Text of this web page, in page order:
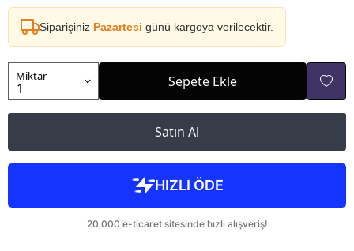
Siparişiniz Pazartesi günü kargoya verilecektir.
Miktar Sepete Ekle
Satın Al